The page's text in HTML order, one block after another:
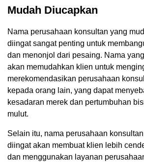
Mudah Diucapkan
Nama perusahaan konsultan yang
diingat sangat penting untuk
dan menonjol dari pesaing. Nama
akan memudahkan klien untuk
merekomendasikan perusahaan
kepada orang lain, yang dapat
kesadaran merek dan pertumbuhan
mulut.
Selain itu, nama perusahaan
diingat akan membuat klien lebih
dan menggunakan layanan